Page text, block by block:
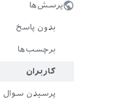
پرسش‌ها
بدون پاسخ
برچسب‌ها
کاربران
پرسیدن سوال